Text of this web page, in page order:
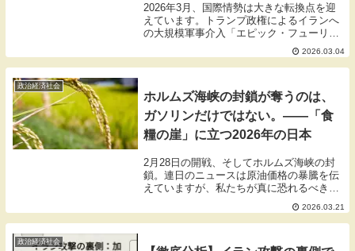
2026年3月、国際情勢は大きな転換点を迎
えています。トランプ政権によるイランへ
の大規模軍事介入「エピック・フューリー
（壮絶な怒り）作戦」の開始と、それに続
くNATO同盟国であるスペインへの「貿易
全面停止」の通告。世界中がこの急転直下
2026.03.04
政治経済社会
ホルムズ海峡の封鎖が奪うのは、
ガソリンだけではない。――「食
糧の崖」に立つ2026年の日本
2月28日の開戦、そしてホルムズ海峡の封
鎖。連日のニュースは原油価格の暴騰を伝
えていますが、私たちが真に恐れるべき
は、目に見えるエネルギー供給の途絶だけ
ではありません。いま、物流の動脈が止ま
った影で、私たちの生命線である「食糧供
2026.03.21
政治経済社会